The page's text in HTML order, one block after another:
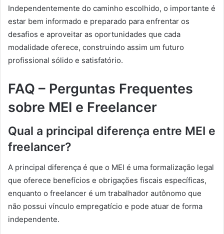
Independentemente do caminho escolhido, o importante é
estar bem informado e preparado para enfrentar os
desafios e aproveitar as oportunidades que cada
modalidade oferece, construindo assim um futuro
profissional sólido e satisfatório.
FAQ – Perguntas Frequentes
sobre MEI e Freelancer
Qual a principal diferença entre MEI e
freelancer?
A principal diferença é que o MEI é uma formalização legal
que oferece benefícios e obrigações fiscais específicas,
enquanto o freelancer é um trabalhador autônomo que
não possui vínculo empregatício e pode atuar de forma
independente.